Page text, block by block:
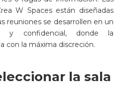
W Spaces están diseñadas
reuniones se desarrollen en un
y confidencial, donde la
con la máxima discreción.
la sala